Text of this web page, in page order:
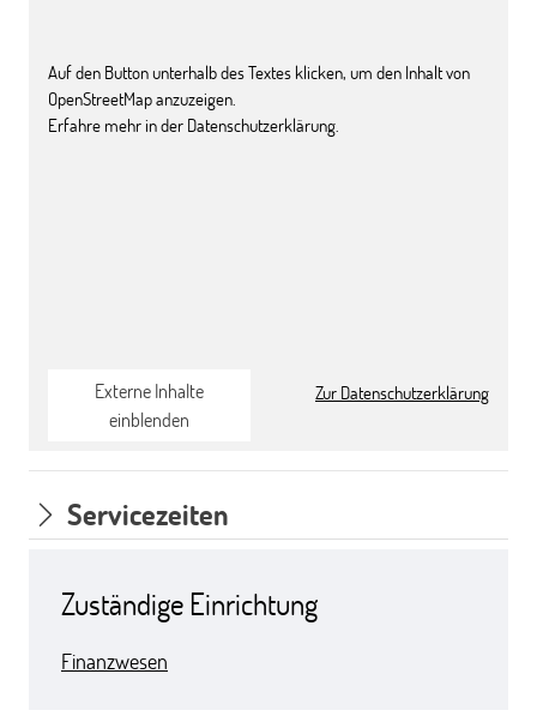
Auf den Button unterhalb des Textes klicken, um den Inhalt von
OpenStreetMap anzuzeigen.
Erfahre mehr in der Datenschutzerklärung.
Externe Inhalte
einblenden
Zur Datenschutzerklärung
Servicezeiten
Zuständige Einrichtung
Finanzwesen